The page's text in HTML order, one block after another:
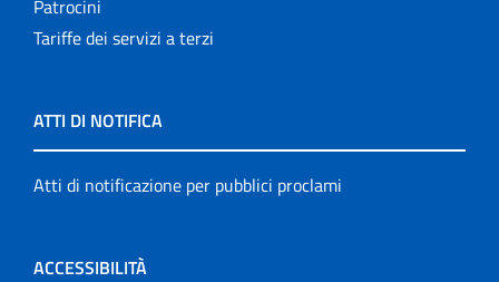
Patrocini
Tariffe dei servizi a terzi
ATTI DI NOTIFICA
Atti di notificazione per pubblici proclami
ACCESSIBILITÀ